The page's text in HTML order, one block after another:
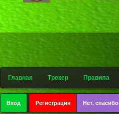
Главная Трекер Правила
Вход Регистрация Нет, спасибо